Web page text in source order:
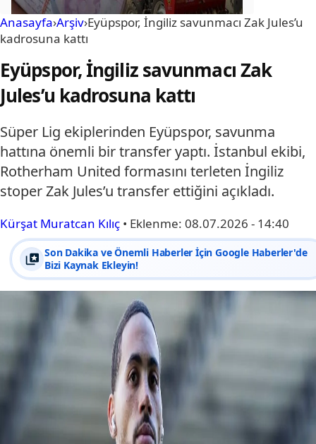
Anasayfa›Arşiv›Eyüpspor, İngiliz savunmacı Zak Jules’u
kadrosuna kattı
Eyüpspor, İngiliz savunmacı Zak
Jules’u kadrosuna kattı
Süper Lig ekiplerinden Eyüpspor, savunma
hattına önemli bir transfer yaptı. İstanbul ekibi,
Rotherham United formasını terleten İngiliz
stoper Zak Jules’u transfer ettiğini açıkladı.
Kürşat Muratcan Kılıç • Eklenme: 08.07.2026 - 14:40
Son Dakika ve Önemli Haberler İçin Google Haberler'de
Bizi Kaynak Ekleyin!